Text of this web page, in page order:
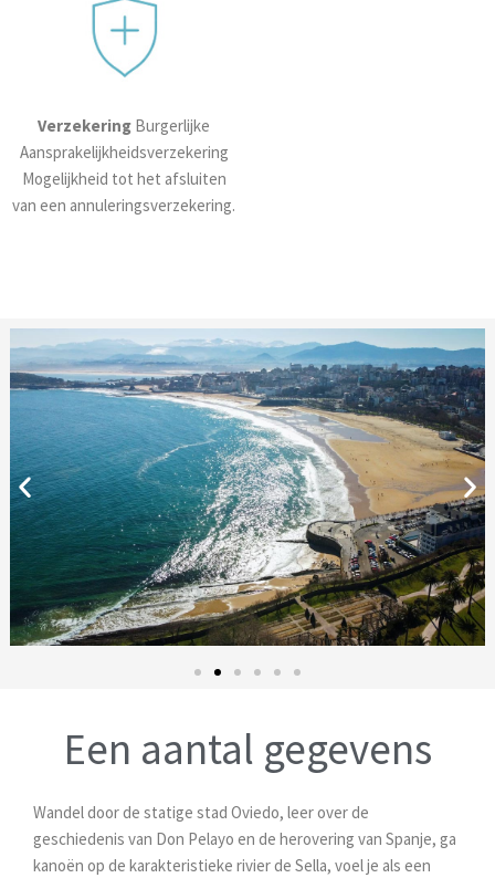
Verzekering Burgerlijke
Aansprakelijkheidsverzekering
Mogelijkheid tot het afsluiten
van een annuleringsverzekering.
Een aantal gegevens
Wandel door de statige stad Oviedo, leer over de
geschiedenis van Don Pelayo en de herovering van Spanje, ga
kanoën op de karakteristieke rivier de Sella, voel je als een